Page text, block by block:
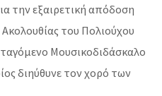
την εξαιρετική απόδοση
του Πολιούχου
Μουσικοδιδάσκαλο
διηύθυνε τον χορό των